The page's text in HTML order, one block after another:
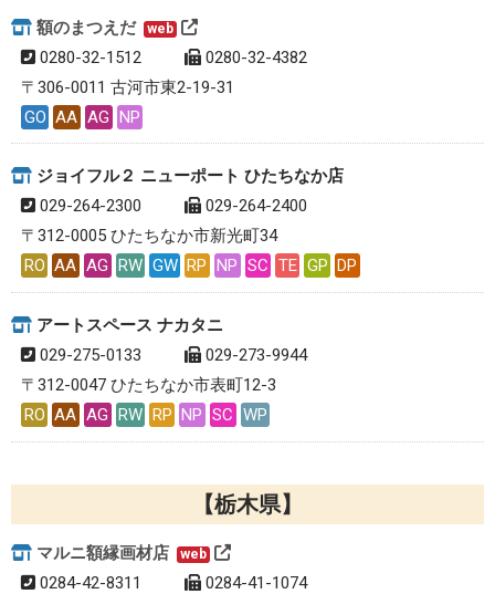
額のまつえだ web
0280-32-1512
0280-32-4382
〒306-0011 古河市東2-19-31
GO AA AG NP
ジョイフル２ ニューポート ひたちなか店
029-264-2300
029-264-2400
〒312-0005 ひたちなか市新光町34
RO AA AG RW GW RP NP SC TE GP DP
アートスペース ナカタニ
029-275-0133
029-273-9944
〒312-0047 ひたちなか市表町12-3
RO AA AG RW RP NP SC WP
栃木県
マルニ額縁画材店 web
0284-42-8311
0284-41-1074